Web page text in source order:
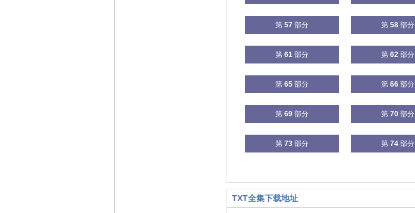
第 57 部分 第 58 部分
第 61 部分 第 62 部分
第 65 部分 第 66 部分
第 69 部分 第 70 部分
第 73 部分 第 74 部分
TXT全集下载地址